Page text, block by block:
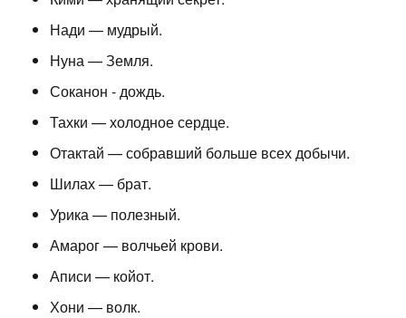
Нади — мудрый.
Нуна — Земля.
Соканон - дождь.
Тахки — холодное сердце.
Отактай — собравший больше всех добычи.
Шилах — брат.
Урика — полезный.
Амарог — волчьей крови.
Аписи — койот.
Хони — волк.